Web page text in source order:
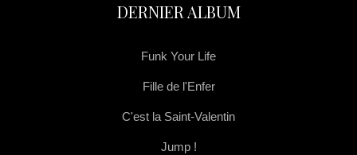
DERNIER ALBUM
Funk Your Life
Fille de l'Enfer
C'est la Saint-Valentin
Jump !